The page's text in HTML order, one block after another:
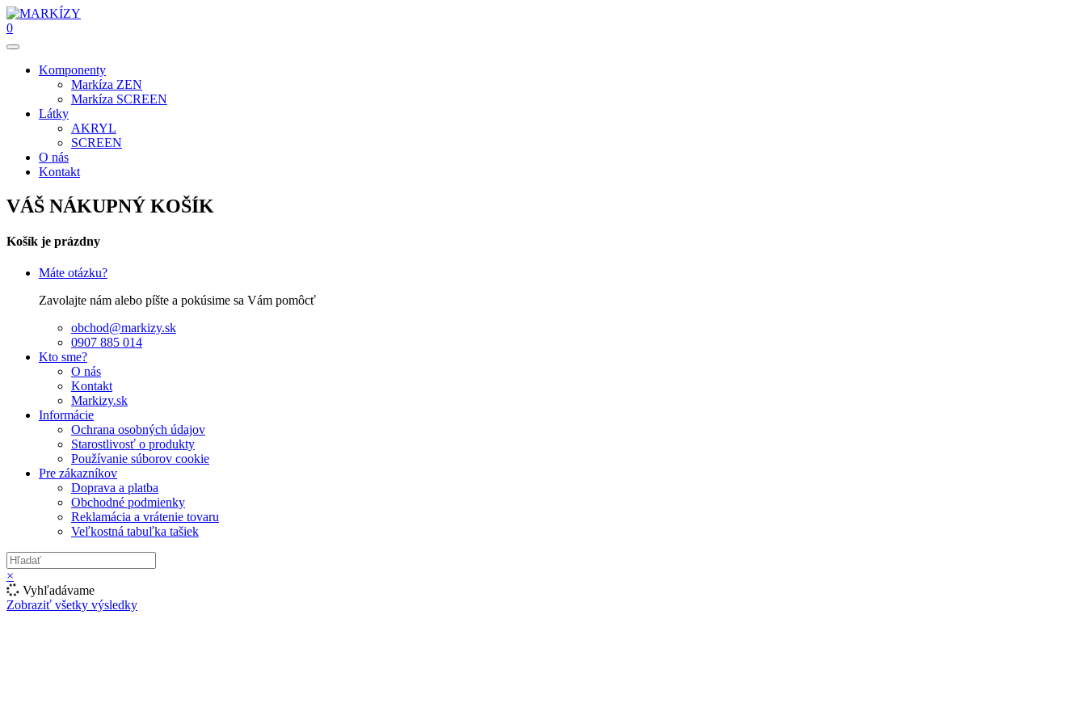
0
Komponenty
Markíza ZEN
Markíza SCREEN
Látky
AKRYL
SCREEN
O nás
Kontakt
VÁŠ NÁKUPNÝ KOŠÍK
Košík je prázdny
Máte otázku?
Zavolajte nám alebo píšte a pokúsime sa Vám pomôcť
obchod@markizy.sk
0907 885 014
Kto sme?
O nás
Kontakt
Markizy.sk
Informácie
Ochrana osobných údajov
Starostlivosť o produkty
Používanie súborov cookie
Pre zákazníkov
Doprava a platba
Obchodné podmienky
Reklamácia a vrátenie tovaru
Veľkostná tabuľka tašiek
×
Vyhľadávame
Zobraziť všetky výsledky